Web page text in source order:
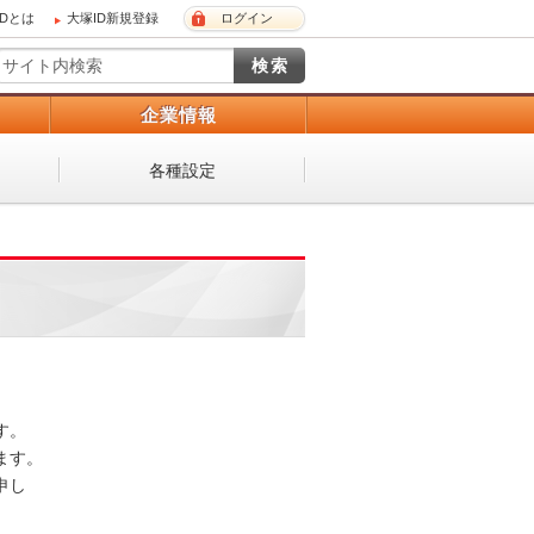
とは 大塚ID新規登録 ログイン
企業情報
各種設定
。
す。
し